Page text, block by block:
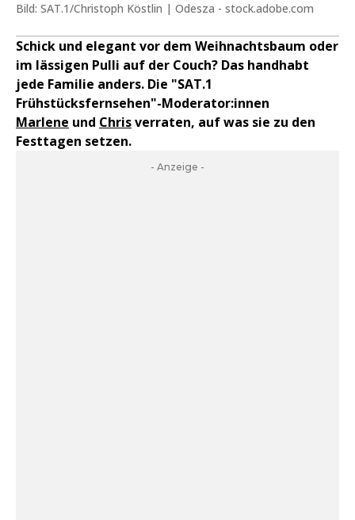
Bild: SAT.1/Christoph Köstlin | Odesza - stock.adobe.com
Schick und elegant vor dem Weihnachtsbaum oder
im lässigen Pulli auf der Couch? Das handhabt
jede Familie anders. Die "SAT.1
Frühstücksfernsehen"-Moderator:innen
Marlene und Chrisverraten, auf was sie zu den
Festtagen setzen.
- Anzeige -